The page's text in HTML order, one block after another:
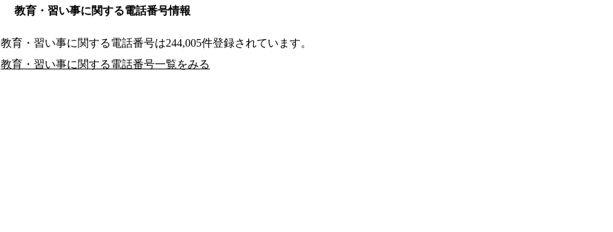
教育・習い事に関する電話番号情報
教育・習い事に関する電話番号は244,005件登録されています。
教育・習い事に関する電話番号一覧をみる